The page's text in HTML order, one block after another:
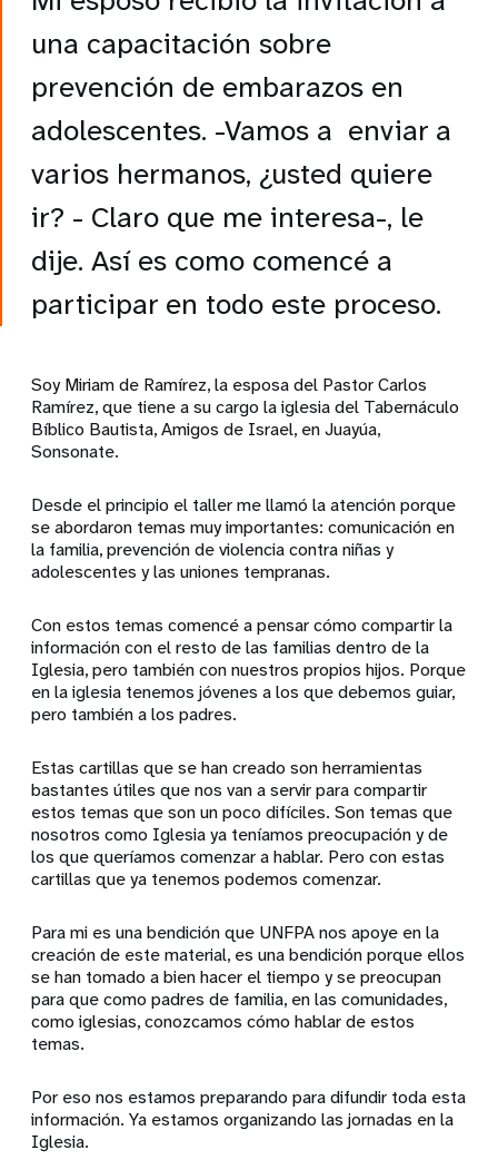
una capacitación sobre
prevención de embarazos en
adolescentes. -Vamos a enviar a
varios hermanos, ¿usted quiere
ir? - Claro que me interesa-, le
dije. Así es como comencé a
participar en todo este proceso.
Soy Miriam de Ramírez, la esposa del Pastor Carlos
Ramírez, que tiene a su cargo la iglesia del Tabernáculo
Bíblico Bautista, Amigos de Israel, en Juayúa,
Sonsonate.
Desde el principio el taller me llamó la atención porque
se abordaron temas muy importantes: comunicación en
la familia, prevención de violencia contra niñas y
adolescentes y las uniones tempranas.
Con estos temas comencé a pensar cómo compartir la
información con el resto de las familias dentro de la
Iglesia, pero también con nuestros propios hijos. Porque
en la iglesia tenemos jóvenes a los que debemos guiar,
pero también a los padres.
Estas cartillas que se han creado son herramientas
bastantes útiles que nos van a servir para compartir
estos temas que son un poco difíciles. Son temas que
nosotros como Iglesia ya teníamos preocupación y de
los que queríamos comenzar a hablar. Pero con estas
cartillas que ya tenemos podemos comenzar.
Para mi es una bendición que UNFPA nos apoye en la
creación de este material, es una bendición porque ellos
se han tomado a bien hacer el tiempo y se preocupan
para que como padres de familia, en las comunidades,
como iglesias, conozcamos cómo hablar de estos
temas.
Por eso nos estamos preparando para difundir toda esta
información. Ya estamos organizando las jornadas en la
Iglesia.